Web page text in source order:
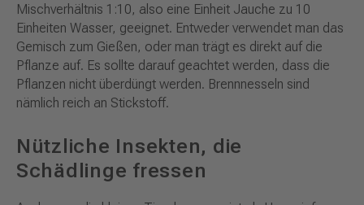
Mischverhältnis 1:10, also eine Einheit Jauche zu 10
Einheiten Wasser, geeignet. Entweder verwendet man das
Gemisch zum Gießen, oder man trägt es direkt auf die
Pflanze auf. Es sollte darauf geachtet werden, dass die
Pflanzen nicht überdüngt werden. Brennnesseln sind
nämlich reich an Stickstoff.
Nützliche Insekten, die
Schädlinge fressen